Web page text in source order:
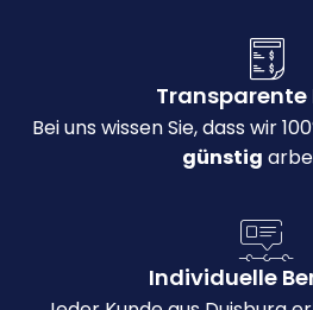
Transparente
Bei uns wissen Sie, dass wir
günstig
Individuelle